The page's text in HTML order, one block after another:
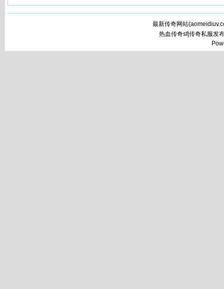
最新传奇网站(
热血传奇sf|传奇私服发